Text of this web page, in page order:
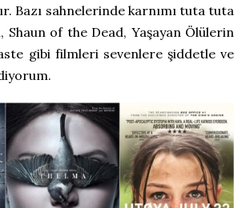
Bazı sahnelerinde karnımı tuta tuta
Shaun of the Dead, Yaşayan Ölülerin
gibi filmleri sevenlere şiddetle ve